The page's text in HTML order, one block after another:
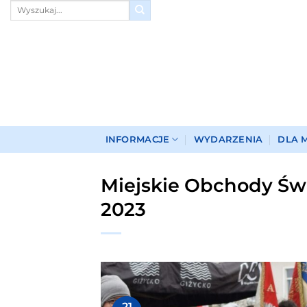
Przewiń
INFORMACJE WYDARZENIA DLA
Miejskie Obchody
2023